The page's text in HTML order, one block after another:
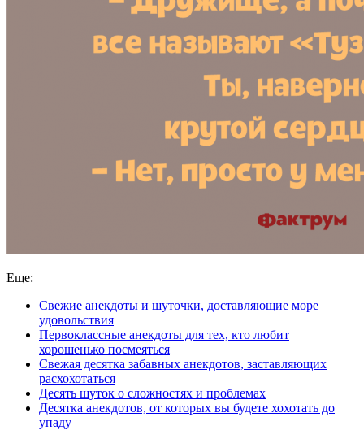
Еще:
Свежие анекдоты и шуточки, доставляющие море
удовольствия
Первоклассные анекдоты для тех, кто любит
хорошенько посмеяться
Свежая десятка забавных анекдотов, заставляющих
расхохотаться
Десять шуток о сложностях и проблемах
Десятка анекдотов, от которых вы будете хохотать до
упаду